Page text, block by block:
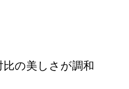
の美しさが調和